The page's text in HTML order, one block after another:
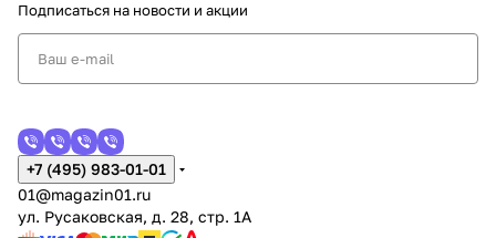
Подписаться на новости и акции
+7 (495) 983-01-01
01@magazin01.ru
ул. Русаковская, д. 28, стр. 1А